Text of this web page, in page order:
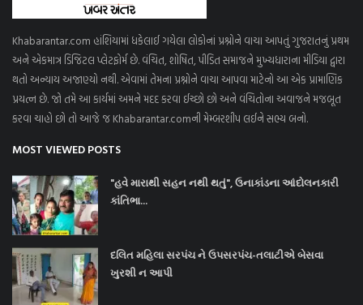
Khabarantar.com હાંશિયામાં ધકેલાઈ ગયેલા લોકોનાં પ્રશ્નોને વાચા આપતું ગુજરાતનું પ્રથમ
અને એકમાત્ર ડિજિટલ પ્લેટફોર્મ છે. વંચિત, શોષિત, પીડિત સમાજને મુખ્યધારાના મીડિયા દ્વારા
થતો અન્યાય અજાણ્યો નથી. એવામાં તેમના પ્રશ્નોને વાચા આપવા માટેનો આ એક પ્રામાણિક
પ્રયત્ન છે. જો તમે આ કાર્યમાં અમને મદદ કરવા ઈચ્છો છો અને વંચિતોના અવાજને મજબૂત
કરવા ચાહો છો તો આજે જ Khabarantar.comની મેમ્બરશીપ લઈને સભ્ય બનો.
MOST VIEWED POSTS
"હવે મારાથી સહન નથી થતું", ઉનાકાંડના આંદોલનકારી
કાંતિભા...
દલિત મહિલા સરપંચ ને ઉપસરપંચ-તલાટીએ બેસવા
ખુરશી ન આપી